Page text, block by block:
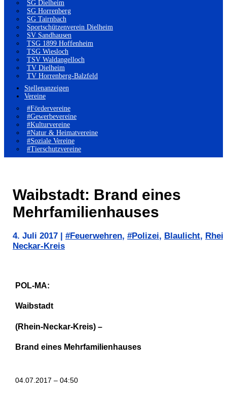
SG Dielheim
SG Horrenberg
SG Tairnbach
Sportschützenverein Dielheim
SV Sandhausen
TSG 1899 Hoffenheim
TSG Wiesloch
TSV Waldangelloch
TV Dielheim
TV Horrenberg-Balzfeld
Stellenanzeigen
Vereine
#Fördervereine
#Gewerbevereine
#Kulturvereine
#Natur & Heimatvereine
#Soziale Vereine
#Tierschutzvereine
Waibstadt: Brand eines
Mehrfamilienhauses
4. Juli 2017 #Feuerwehren, #Polizei, Blaulicht,
Neckar-Kreis
POL-MA:
Waibstadt
(Rhein-Neckar-Kreis) –
Brand eines Mehrfamilienhauses
04.07.2017 – 04:50